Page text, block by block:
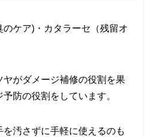
のケア) ・カタラーセ（残留オ
ヤがダメージ補修の役割を果
防の役割をしています。
を汚さずに手軽に使えるのも